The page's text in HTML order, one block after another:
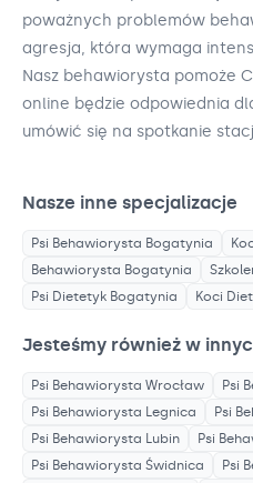
poważnych problemów
agresja, która wymaga
Nasz behawiorysta pomoże
online będzie odpowiednia
umówić się na spotkanie
Nasze inne specjalizacje
Psi Behawiorysta Bogatynia
Behawiorysta Bogatynia
Psi Dietetyk Bogatynia Koci
Jesteśmy również w
Psi Behawiorysta Wrocław Psi
Psi Behawiorysta Legnica Psi
Psi Behawiorysta Lubin Psi
Psi Behawiorysta Świdnica Psi